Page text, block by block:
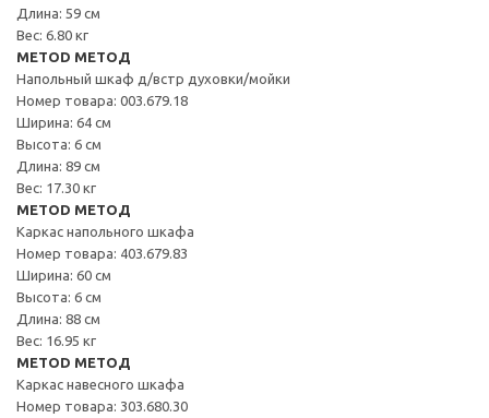
Длина: 59 см
Вес: 6.80 кг
METOD МЕТОД
Напольный шкаф д/встр духовки/мойки
Номер товара: 003.679.18
Ширина: 64 см
Высота: 6 см
Длина: 89 см
Вес: 17.30 кг
METOD МЕТОД
Каркас напольного шкафа
Номер товара: 403.679.83
Ширина: 60 см
Высота: 6 см
Длина: 88 см
Вес: 16.95 кг
METOD МЕТОД
Каркас навесного шкафа
Номер товара: 303.680.30